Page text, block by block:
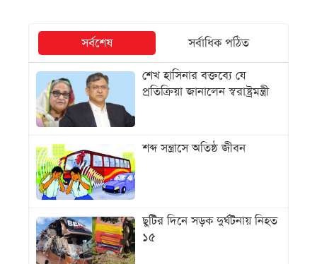
সর্বশেষ
সর্বাধিক পঠিত
শেখ হাসিনার বক্তব্যে যে
প্রতিক্রিয়া জানালেন স্বরাষ্ট্রমন্ত্রী
শব্দ সন্ত্রাসে অতিষ্ঠ জীবন
ছুটির দিনে সড়ক দুর্ঘটনায় নিহত
১৫